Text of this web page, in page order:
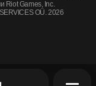
Riot Games, Inc.
OÜ. 2026